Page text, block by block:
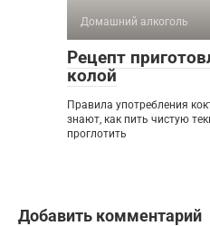
Домашний алкоголь
Рецепт
колой
Правила употребления
знают, как пить чистую
проглотить
Добавить комментарий